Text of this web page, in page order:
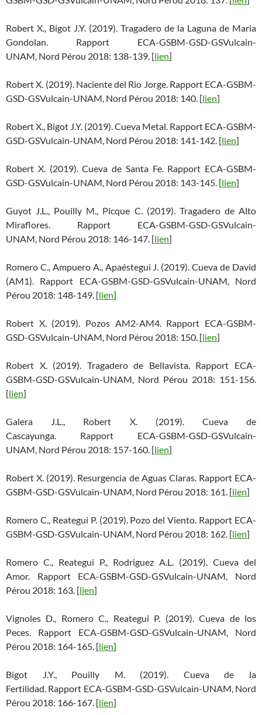
Robert X., Bigot J.Y. (2019). Tragadero de la Laguna de Maria
Gondolan. Rapport ECA-GSBM-GSD-GSVulcain-
UNAM, Nord Pérou 2018: 138-139. [lien]
Robert X. (2019). Naciente del Rio Jorge. Rapport ECA-GSBM-
GSD-GSVulcain-UNAM, Nord Pérou 2018: 140. [lien]
Robert X., Bigot J.Y. (2019). Cueva Metal. Rapport ECA-GSBM-
GSD-GSVulcain-UNAM, Nord Pérou 2018: 141-142. [lien]
Robert X. (2019). Cueva de Santa Fe. Rapport ECA-GSBM-
GSD-GSVulcain-UNAM, Nord Pérou 2018: 143-145. [lien]
Guyot J.L., Pouilly M., Picque C. (2019). Tragadero de Alto
Miraflores. Rapport ECA-GSBM-GSD-GSVulcain-
UNAM, Nord Pérou 2018: 146-147. [lien]
Romero C., Ampuero A., Apaéstegui J. (2019). Cueva de David
(AM1). Rapport ECA-GSBM-GSD-GSVulcain-UNAM, Nord
Pérou 2018: 148-149. [lien]
Robert X. (2019). Pozos AM2-AM4. Rapport ECA-GSBM-
GSD-GSVulcain-UNAM, Nord Pérou 2018: 150. [lien]
Robert X. (2019). Tragadero de Bellavista. Rapport ECA-
GSBM-GSD-GSVulcain-UNAM, Nord Pérou 2018: 151-156.
[lien]
Galera J.L., Robert X. (2019). Cueva de
Cascayunga. Rapport ECA-GSBM-GSD-GSVulcain-
UNAM, Nord Pérou 2018: 157-160. [lien]
Robert X. (2019). Resurgencia de Aguas Claras. Rapport ECA-
GSBM-GSD-GSVulcain-UNAM, Nord Pérou 2018: 161. [lien]
Romero C., Reategui P. (2019). Pozo del Viento. Rapport ECA-
GSBM-GSD-GSVulcain-UNAM, Nord Pérou 2018: 162. [lien]
Romero C., Reategui P., Rodriguez A.L. (2019). Cueva del
Amor. Rapport ECA-GSBM-GSD-GSVulcain-UNAM, Nord
Pérou 2018: 163. [lien]
Vignoles D., Romero C., Reategui P. (2019). Cueva de los
Peces. Rapport ECA-GSBM-GSD-GSVulcain-UNAM, Nord
Pérou 2018: 164-165. [lien]
Bigot J.Y., Pouilly M. (2019). Cueva de la
Fertilidad. Rapport ECA-GSBM-GSD-GSVulcain-UNAM, Nord
Pérou 2018: 166-167. [lien]